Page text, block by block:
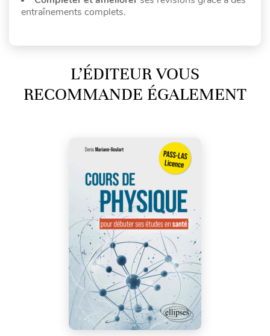
entraînements complets.
L’ÉDITEUR VOUS
RECOMMANDE ÉGALEMENT